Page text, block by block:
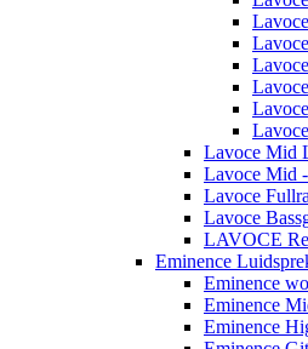
Lavoce Mid
Lavoce Mid
Lavoce
Lavoce
LAVOCE
Eminence
Eminence
Eminence
Eminence